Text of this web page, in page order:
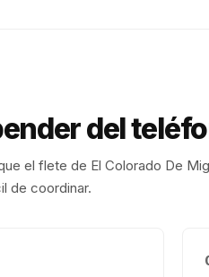
del
el flete de El Colorado De
de coordinar.